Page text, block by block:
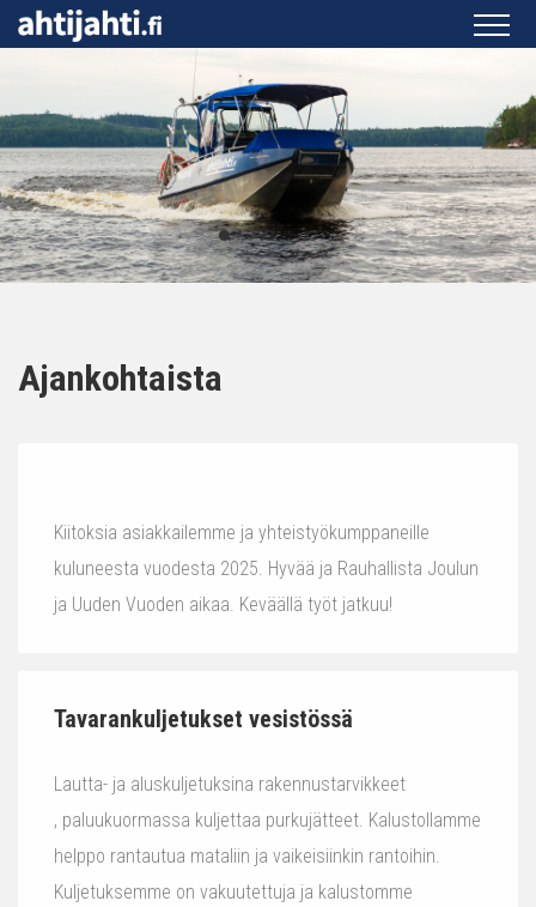
Ajankohtaista
Kiitoksia asiakkailemme ja yhteistyökumppaneille
kuluneesta vuodesta 2025. Hyvää ja Rauhallista Joulun
ja Uuden Vuoden aikaa. Keväällä työt jatkuu!
Tavarankuljetukset vesistössä
Lautta- ja aluskuljetuksina rakennustarvikkeet
, paluukuormassa kuljettaa purkujätteet. Kalustollamme
helppo rantautua mataliin ja vaikeisiinkin rantoihin.
Kuljetuksemme on vakuutettuja ja kalustomme